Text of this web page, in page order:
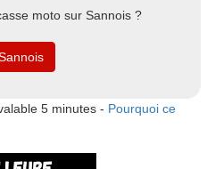
moto sur Sannois ?
5 minutes - Pourquoi ce